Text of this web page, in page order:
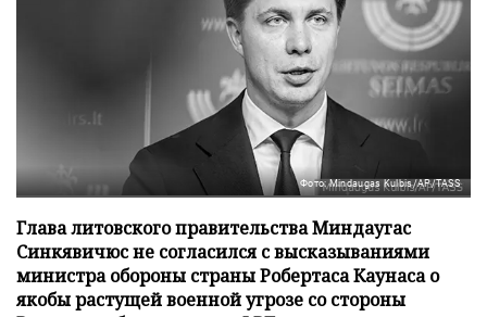
Фото: Mindaugas Kulbis/AP/TASS
Глава литовского правительства Миндаугас
Синкявичюс не согласился с высказываниями
министра обороны страны Робертаса Каунаса о
якобы растущей военной угрозе со стороны